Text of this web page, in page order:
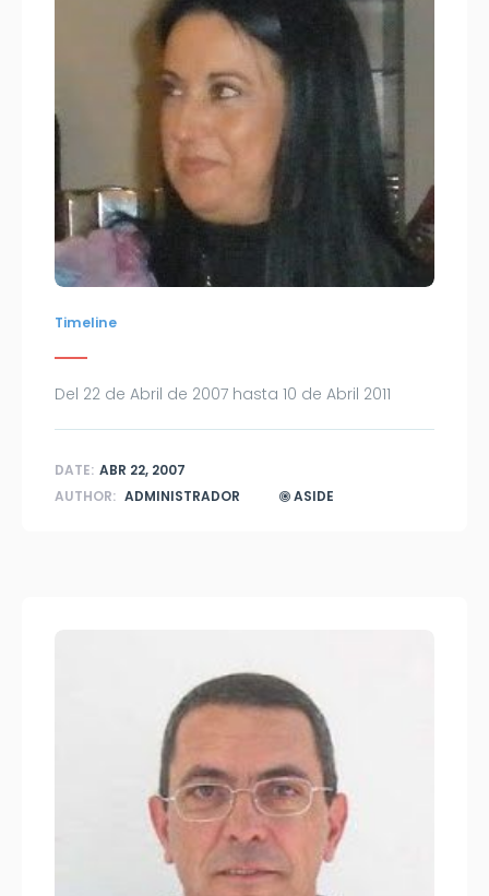
Timeline
Del 22 de Abril de 2007 hasta 10 de Abril 2011
DATE: ABR 22, 2007
AUTHOR: ADMINISTRADOR ASIDE